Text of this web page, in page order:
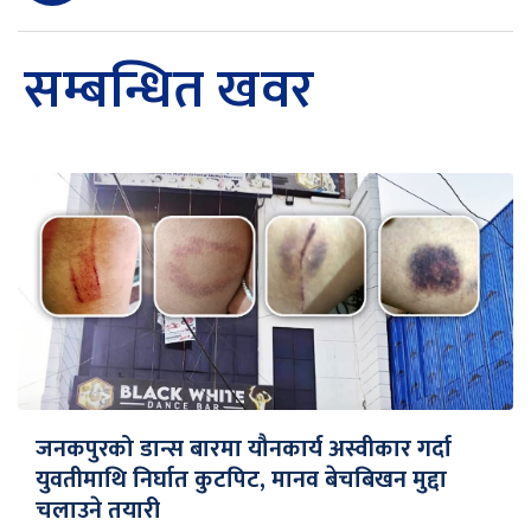
सम्बन्धित खवर
जनकपुरको डान्स बारमा यौनकार्य अस्वीकार गर्दा
युवतीमाथि निर्घात कुटपिट, मानव बेचबिखन मुद्दा
चलाउने तयारी